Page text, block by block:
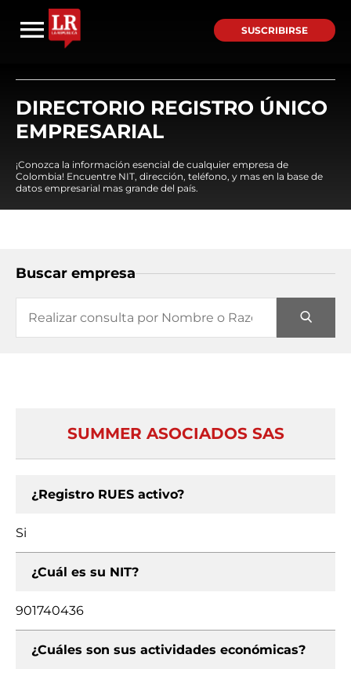
SUSCRIBIRSE
DIRECTORIO REGISTRO ÚNICO
EMPRESARIAL
¡Conozca la información esencial de cualquier empresa de
Colombia! Encuentre NIT, dirección, teléfono, y mas en la base de
datos empresarial mas grande del país.
Buscar empresa
SUMMER ASOCIADOS SAS
¿Registro RUES activo?
Si
¿Cuál es su NIT?
901740436
¿Cuáles son sus actividades económicas?